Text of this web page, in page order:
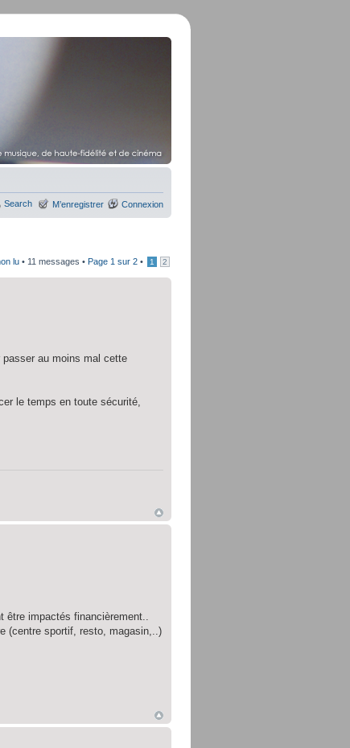
Search M’enregistrer Connexion
lu • 11 messages • Page 1 sur 2 • 1 2
au moins mal cette
le temps en toute sécurité,
être impactés financièrement..
(centre sportif, resto, magasin,..)